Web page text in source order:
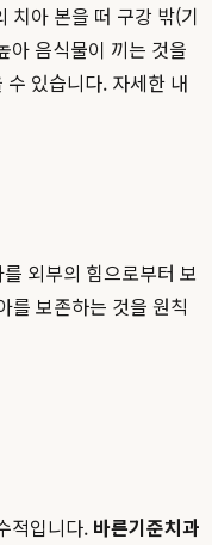
치아 본을 떠 구강 밖(기
아 음식물이 끼는 것을
있습니다. 자세한 내
외부의 힘으로부터 보
를 보존하는 것을 원칙
적입니다. 바른기준치과